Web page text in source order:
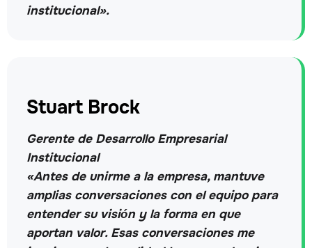
institucional».
Stuart Brock
Gerente de Desarrollo Empresarial
Institucional
«Antes de unirme a la empresa, mantuve
amplias conversaciones con el equipo para
entender su visión y la forma en que
aportan valor. Esas conversaciones me